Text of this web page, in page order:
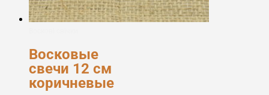
Восковые
свечи 12 см
коричневые